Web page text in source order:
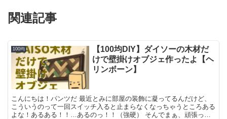
関連記事
100均
【100均DIY】ダイソーの木材だ
けで壁掛けオブジェ作ったよ【ヘ
リンボーン】
こんにちは！パンツだ 最近とみに部屋の装飾に凝ってるんだけど、
こういうのって一回スイッチ入ると止まらなくなっちゃうところある
よな！あるある！！…あるのっ！！（強硬） そんでまぁ、頑張って